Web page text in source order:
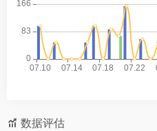
数据评估